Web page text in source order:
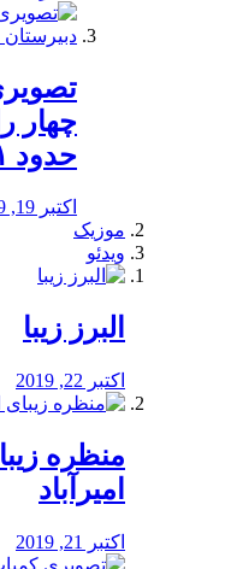
چهار
حدود ۱۳۱۱ه ش
اکتبر 19, 2019
موزیک
ویدئو
البرز زیبا
اکتبر 22, 2019
منظره‌‌
امیرآباد
اکتبر 21, 2019